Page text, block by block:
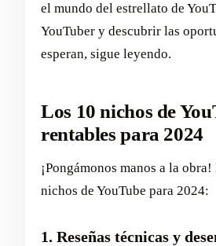
el mundo del estrellato de
YouTuber y descubrir las
esperan, sigue leyendo.
Los 10 nichos de
rentables para 2024
¡Pongámonos manos a la
nichos de YouTube para 2024:
1. Reseñas técnicas y